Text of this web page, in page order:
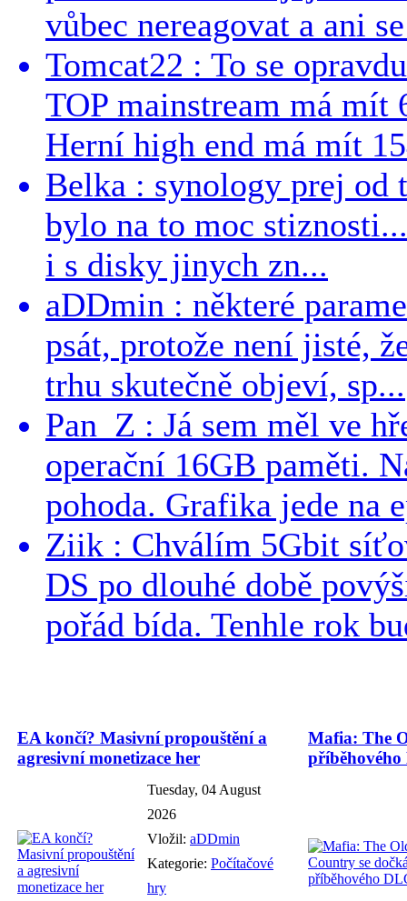
vůbec nereagovat a ani
Tomcat22 : To se
TOP mainstream má
Herní high end má mít
Belka : synology prej od
bylo na to moc
i s disky jinych zn...
aDDmin : některé
psát, protože není jisté,
trhu skutečně objeví, sp...
Pan_Z : Já sem měl ve
operační 16GB paměti.
pohoda. Grafika jede na
Ziik : Chválím 5Gbit
DS po dlouhé době
pořád bída. Tenhle rok
EA končí? Masivní propouštění a
agresivní monetizace her
Tuesday, 04 August
2026
Vložil: aDDmin
Kategorie: Počítačové
hry
Mafia: The